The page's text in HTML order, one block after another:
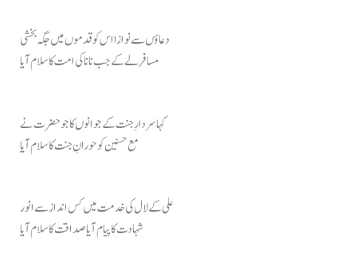
دعاؤں سے نوازا اس کو قدموں میں جگہ بخشی
مسافر لے کے جب نانا کی امت کا سلام آیا
کہا سردارِ جنت کے جوانوں کا جو حضرت نے
مع حسنین کو حورانِ جنت کا سلام آیا
علی کے لال کی خدمت میں کس انداز سے انور
شہادت کا پیام آیا صداقت کا سلام آیا